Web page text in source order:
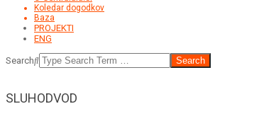
Koledar dogodkov
Baza
PROJEKTI
ENG
Search
SLUHODVOD